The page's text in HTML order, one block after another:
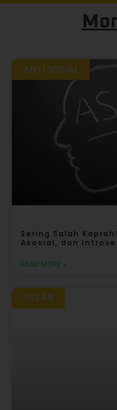
ANTI SOSIAL
Sering Salah
Asosial, dan
READ MORE »
ASEAN